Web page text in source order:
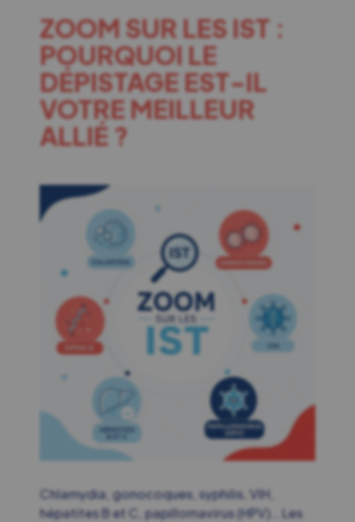
ZOOM SUR LES IST :
POURQUOI LE
DÉPISTAGE EST-IL
VOTRE MEILLEUR
ALLIÉ ?
Chlamydia, gonocoques, syphilis, VIH,
hépatites B et C, papillomavirus (HPV)… Les